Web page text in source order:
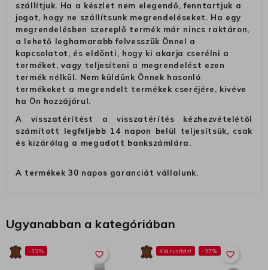
szállítjuk. Ha a készlet nem elegendő, fenntartjuk a
jogot, hogy ne szállítsunk megrendeléseket. Ha egy
megrendelésben szereplő termék már nincs raktáron,
a lehető leghamarabb felvesszük Önnel a
kapcsolatot, és eldönti, hogy ki akarja cserélni a
terméket, vagy teljesíteni a megrendelést ezen
termék nélkül. Nem küldünk Önnek hasonló
termékeket a megrendelt termékek cseréjére, kivéve
ha Ön hozzájárul.
A visszatérítést a visszatérítés kézhezvételétől
számított legfeljebb 14 napon belül teljesítsük, csak
és kizárólag a megadott bankszámlára.
A termékek 30 napos garanciát vállalunk.
Ugyanabban a kategóriában
favorite_border
-33% favorite_border
Kiárusítás! -37%